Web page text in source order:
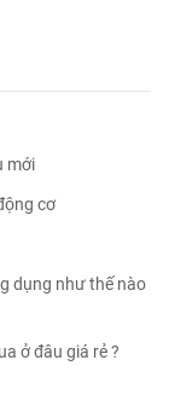
mới
cơ
dụng như thế nào
ở đâu giá rẻ ?